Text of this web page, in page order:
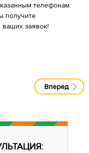
телефонам.
получите
заявок!
Вперед